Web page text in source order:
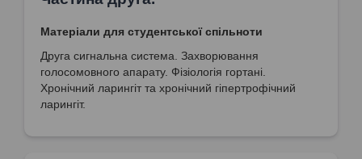
Матеріали для студентської спільноти
Друга сигнальна система. Захворювання
голосомовного апарату. Фізіологія гортані.
Хронічний ларингіт та хронічний гіпертрофічний
ларингіт.